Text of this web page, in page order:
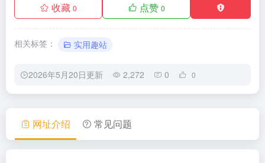
收藏 0 点赞 0
相关标签： 实用趣站
2026年5月20日更新 2,272 0 0
网址介绍 常见问题